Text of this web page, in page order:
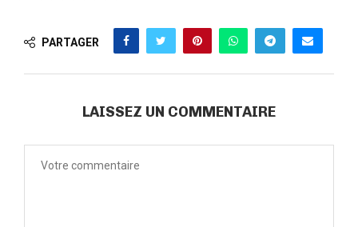
PARTAGER
LAISSEZ UN COMMENTAIRE